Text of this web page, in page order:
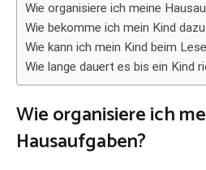
Wie organisiere ich meine
Wie bekomme ich mein Kind
Wie kann ich mein Kind beim
Wie lange dauert es bis ein Kind
Wie organisiere ich
Hausaufgaben?